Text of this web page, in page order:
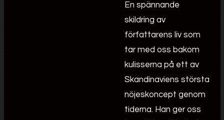
En spännande
skildring av
författarens liv som
tar med oss bakom
kulisserna på ett av
Skandinaviens största
nöjeskoncept genom
tiderna. Han ger oss